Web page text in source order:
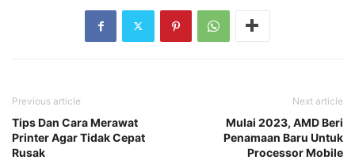
Previous article
Tips Dan Cara Merawat
Printer Agar Tidak Cepat
Rusak
Next article
Mulai 2023, AMD Beri
Penamaan Baru Untuk
Processor Mobile